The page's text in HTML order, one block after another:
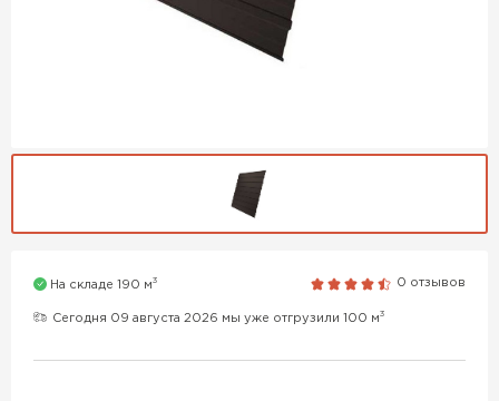
На складе 190 м3 0 отзывов
Сегодня 09 августа 2026 мы уже отгрузили 100 м3